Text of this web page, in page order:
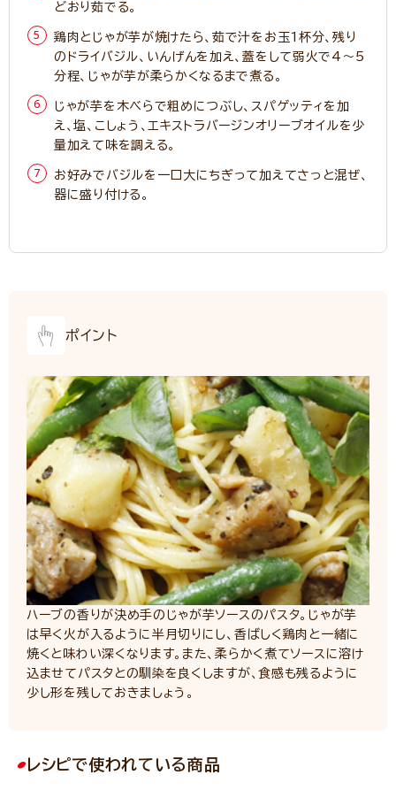
どおり茹でる。
鶏肉とじゃが芋が焼けたら、茹で汁をお玉1杯分、残り
のドライバジル、いんげんを加え、蓋をして弱火で4～5
分程、じゃが芋が柔らかくなるまで煮る。
じゃが芋を木べらで粗めにつぶし、スパゲッティを加
え、塩、こしょう、エキストラバージンオリーブオイルを少
量加えて味を調える。
お好みでバジルを一口大にちぎって加えてさっと混ぜ、
器に盛り付ける。
ポイント
ハーブの香りが決め手のじゃが芋ソースのパスタ。じゃが芋
は早く火が入るように半月切りにし、香ばしく鶏肉と一緒に
焼くと味わい深くなります。また、柔らかく煮てソースに溶け
込ませてパスタとの馴染を良くしますが、食感も残るように
少し形を残しておきましょう。
レシピで使われている商品